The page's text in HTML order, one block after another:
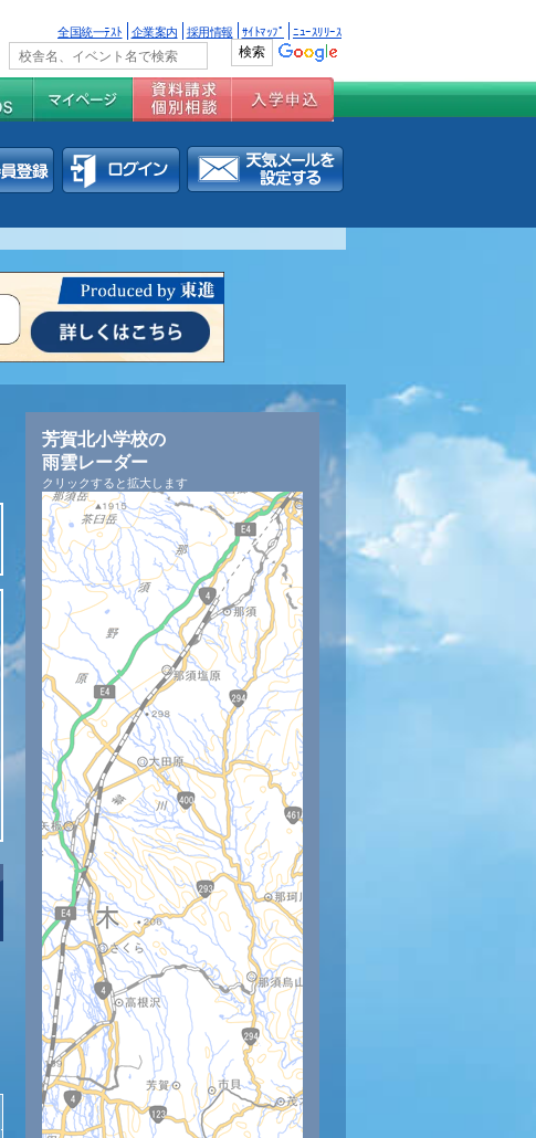
全国統一ﾃｽﾄ 企業案内 採用情報 ｻｲﾄﾏｯﾌﾟ ﾆｭｰｽﾘﾘｰｽ
芳賀北小学校の
雨雲レーダー
クリックすると拡大します